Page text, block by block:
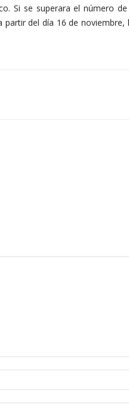
Si se superara el número
del día 16 de